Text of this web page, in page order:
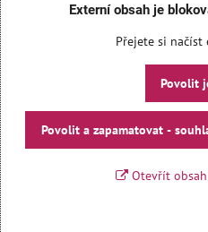
Externí obsah je
Přejete si načíst
Povolit
Povolit a zapamatovat -
Otevřít obsah